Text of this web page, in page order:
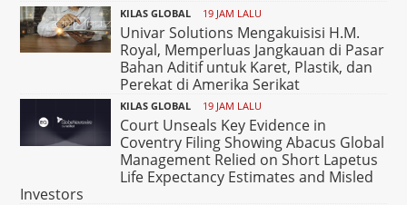
KILAS GLOBAL 19 JAM LALU
Univar Solutions Mengakuisisi H.M.
Royal, Memperluas Jangkauan di Pasar
Bahan Aditif untuk Karet, Plastik, dan
Perekat di Amerika Serikat
KILAS GLOBAL 19 JAM LALU
Court Unseals Key Evidence in
Coventry Filing Showing Abacus Global
Management Relied on Short Lapetus
Life Expectancy Estimates and Misled
Investors